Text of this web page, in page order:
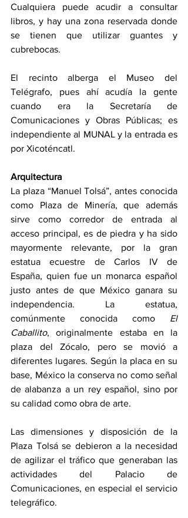
Cualquiera puede acudir a consultar
libros, y hay una zona reservada donde
se tienen que utilizar guantes y
cubrebocas.
El recinto alberga el Museo del
Telégrafo, pues ahí acudía la gente
cuando era la Secretaría de
Comunicaciones y Obras Públicas; es
independiente al MUNAL y la entrada es
por Xicoténcatl.
Arquitectura
La plaza “Manuel Tolsá”, antes conocida
como Plaza de Minería, que además
sirve como corredor de entrada al
acceso principal, es de piedra y ha sido
mayormente relevante, por la gran
estatua ecuestre de Carlos IV de
España, quien fue un monarca español
justo antes de que México ganara su
independencia. La estatua,
comúnmente conocida como El
Caballito, originalmente estaba en la
plaza del Zócalo, pero se movió a
diferentes lugares. Según la placa en su
base, México la conserva no como señal
de alabanza a un rey español, sino por
su calidad como obra de arte.
Las dimensiones y disposición de la
Plaza Tolsá se debieron a la necesidad
de agilizar el tráfico que generaban las
actividades del Palacio de
Comunicaciones, en especial el servicio
telegráfico.